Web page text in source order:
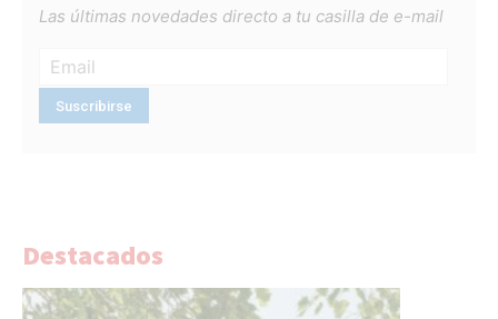
Las últimas novedades directo a tu casilla de e-mail
Destacados